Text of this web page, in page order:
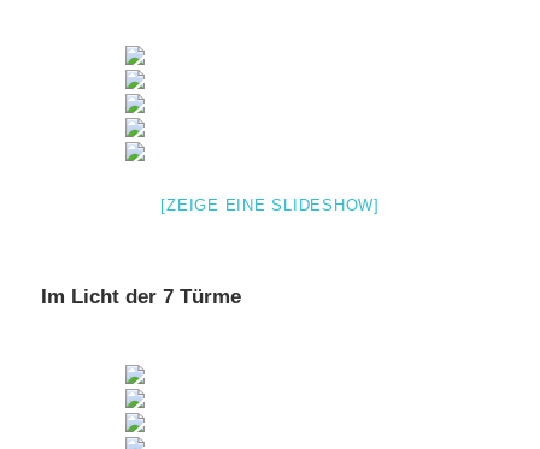
[ZEIGE EINE SLIDESHOW]
Im Licht der 7 Türme